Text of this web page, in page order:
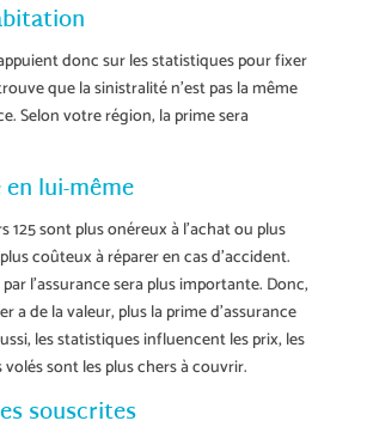
donc sur les statistiques pour fixer
que la sinistralité n’est pas la même
Selon votre région, la prime sera
lui-même
125 sont plus onéreux à l’achat ou plus
coûteux à réparer en cas d’accident.
l’assurance sera plus importante. Donc,
a de la valeur, plus la prime d’assurance
les statistiques influencent les prix, les
sont les plus chers à couvrir.
souscrites